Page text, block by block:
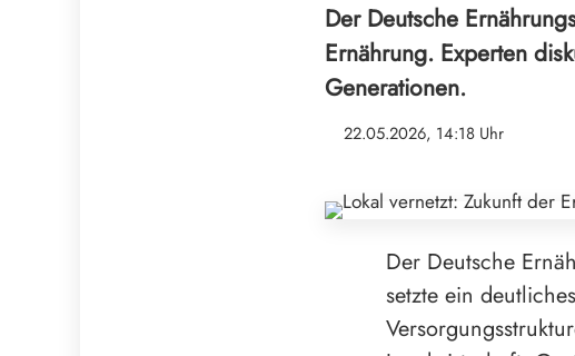
Der Deutsche
Ernährung. Experten
Generationen.
22.05.2026, 14:18 Uhr
Der Deutsche
setzte ein